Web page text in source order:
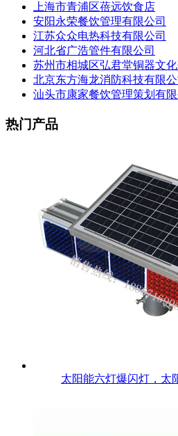
上海市青浦区蓓远饮食店
安阳永荣餐饮管理有限公司
江苏众众电热科技有限公司
河北省广浩管件有限公司
苏州市相城区弘君堂铜器文
北京东方海龙消防科技有限公
汕头市康家餐饮管理策划有限
热门产品
太阳能六灯爆闪灯，太